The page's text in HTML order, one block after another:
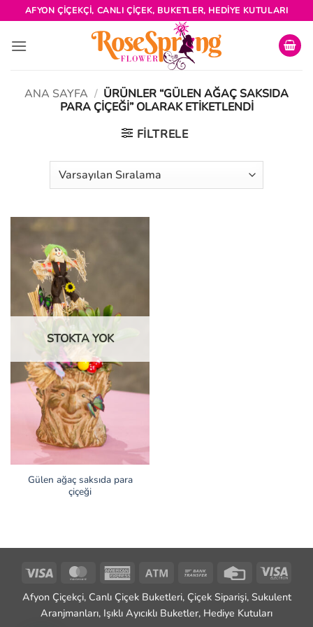
İçeriğe
atla
AFYON ÇIÇEKÇI, CANLI ÇIÇEK, BUKETLER, HEDIYE KUTULARI
ANA SAYFA / ÜRÜNLER “GÜLEN AĞAÇ SAKSIDA
PARA ÇIÇEĞI” OLARAK ETIKETLENDI
FILTRELE
STOKTA YOK
Gülen ağaç saksıda para
çiçeği
Visa MasterCardAmerican
Atm
Bank
Credit
Visa
Afyon Çiçekçi, Canlı Çiçek Buketleri, Çiçek Siparişi, Sukulent
Aranjmanları, Işıklı Ayıcıklı Buketler, Hediye Kutuları